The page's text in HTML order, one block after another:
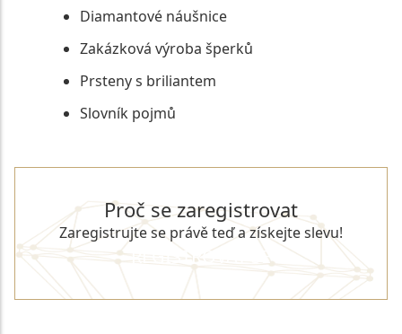
Diamantové náušnice
Zakázková výroba šperků
Prsteny s briliantem
Slovník pojmů
Proč se zaregistrovat
Zaregistrujte se právě teď a získejte slevu!
REGISTROVAT SE